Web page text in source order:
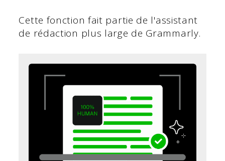
Cette fonction fait partie de l'assistant
de rédaction plus large de Grammarly.